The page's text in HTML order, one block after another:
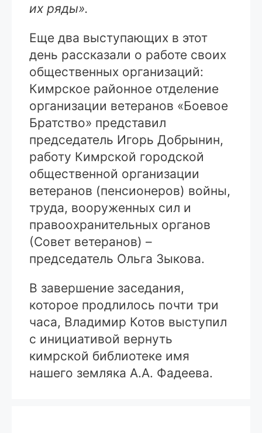
их ряды».
Еще два выступающих в этот
день рассказали о работе своих
общественных организаций:
Кимрское районное отделение
организации ветеранов «Боевое
Братство» представил
председатель Игорь Добрынин,
работу Кимрской городской
общественной организации
ветеранов (пенсионеров) войны,
труда, вооруженных сил и
правоохранительных органов
(Совет ветеранов) –
председатель Ольга Зыкова.
В завершение заседания,
которое продлилось почти три
часа, Владимир Котов выступил
с инициативой вернуть
кимрской библиотеке имя
нашего земляка А.А. Фадеева.